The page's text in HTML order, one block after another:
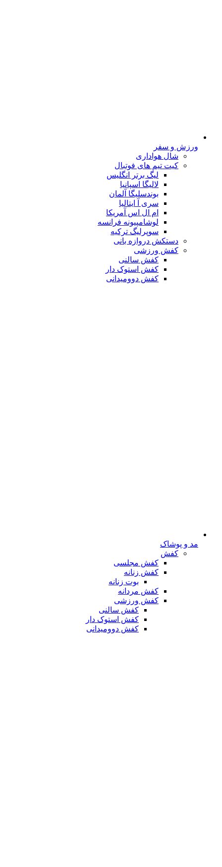
ورزش و سفر
شال هواداری
کیت تیم های فوتبال
لیگ برتر انگلیس
لالیگا اسپانیا
بوندسلیگا آلمان
سری آ ایتالیا
ام ال اس آمریکا
لوشامپیونه فرانسه
سوپرلیگ ترکیه
دستکش دروازه بانی
کفش ورزشی
کفش سالنی
کفش استوک دار
کفش دوومیدانی
مد و پوشاک
کفش
کفش مجلسی
کفش زنانه
بوت زنانه
کفش مردانه
کفش ورزشی
کفش سالنی
کفش استوک دار
کفش دوومیدانی